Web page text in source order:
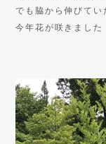
でも脇から伸びて
今年花が咲きました